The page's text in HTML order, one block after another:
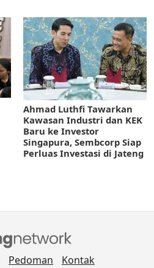
Ahmad Luthfi Tawarkan
Kawasan Industri dan KEK
Baru ke Investor
Singapura, Sembcorp Siap
Perluas Investasi di Jateng
Pedoman Kontak